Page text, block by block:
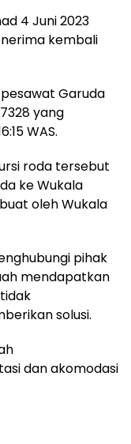
4 Juni 2023
kembali
Garuda
yang
WAS.
roda tersebut
ke Wukala
oleh Wukala
pihak
mendapatkan
solusi.
dan akomodasi